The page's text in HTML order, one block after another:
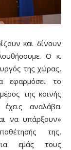
και δίνουν
Ο κ.
της χώρας,
εφαρμόσει το
της κοινής
αναλάβει
να υπάρξουν»
της,
εμάς τους